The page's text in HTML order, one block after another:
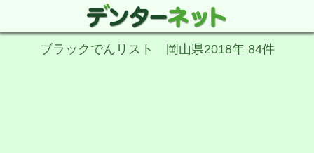
ブラックでんリスト 岡山県2018年 84件